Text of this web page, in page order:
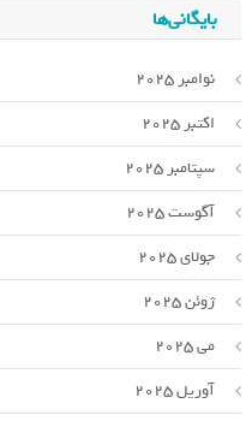
بایگانی‌ها
نوامبر 2025
اکتبر 2025
سپتامبر 2025
آگوست 2025
جولای 2025
ژوئن 2025
می 2025
آوریل 2025